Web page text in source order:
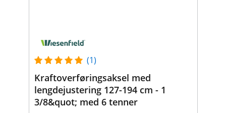
(1)
Kraftoverføringsaksel med
lengdejustering 127-194 cm - 1
3/8&quot; med 6 tenner